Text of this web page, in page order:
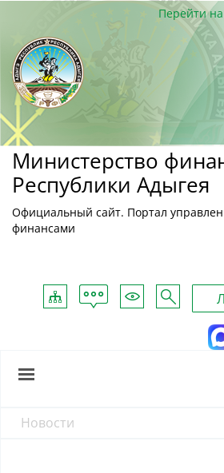
Министерство
Республики Адыгея
Официальный сайт. Портал
финансами
Карта
сайта
Обратная
связь
Для
слабовидящих
Поиск
Перейти
Новости